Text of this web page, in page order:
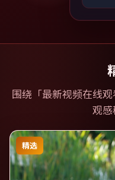
围绕「最新视频在线观
观感
精选